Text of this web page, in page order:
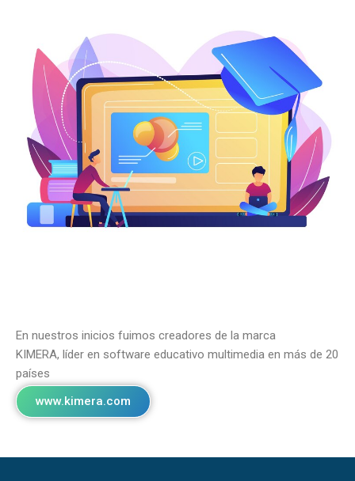
En nuestros inicios fuimos creadores de la marca
KIMERA, líder en software educativo multimedia en más de 20
países
www.kimera.com